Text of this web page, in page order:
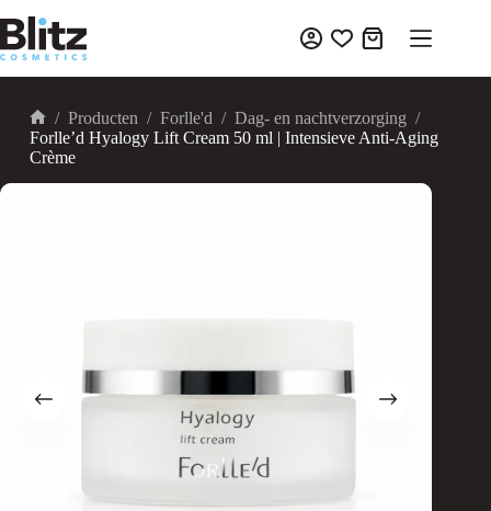
naar
de
Winkelwagen
Home
/ Producten / Forlle'd / Dag- en nachtverzorging /
Forlle’d Hyalogy Lift Cream 50 ml | Intensieve Anti-Aging
Crème